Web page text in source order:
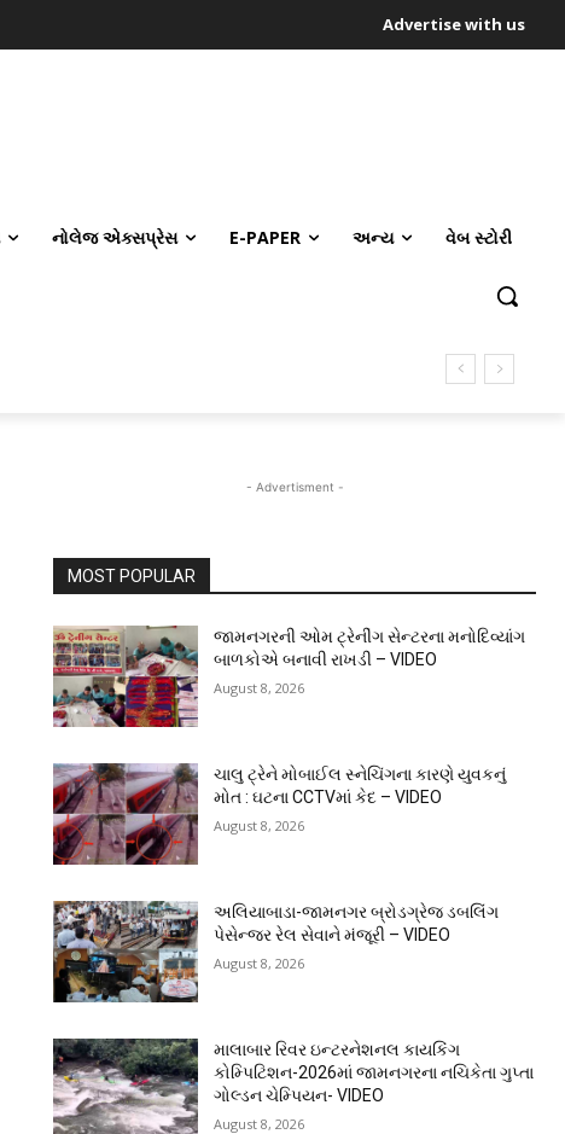
Advertise with us
નોલેજ એક્સપ્રેસ E-PAPER અન્ય વેબ સ્ટોરી
- Advertisment -
MOST POPULAR
જામનગરની ઓમ ટ્રેનીંગ સેન્ટરના મનોદિવ્યાંગ
બાળકોએ બનાવી રાખડી – VIDEO
August 8, 2026
ચાલુ ટ્રેને મોબાઈલ સ્નેચિંગના કારણે યુવકનું
મોત : ઘટના CCTVમાં કેદ – VIDEO
August 8, 2026
અલિયાબાડા-જામનગર બ્રોડગ્રેજ ડબલિંગ
પેસેન્જર રેલ સેવાને મંજૂરી – VIDEO
August 8, 2026
માલાબાર રિવર ઇન્ટરનેશનલ કાયકિંગ
કોમ્પિટિશન-2026માં જામનગરના નચિકેતા ગુપ્તા
ગોલ્ડન ચેમ્પિયન- VIDEO
August 8, 2026